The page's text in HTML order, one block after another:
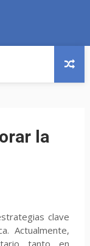
la
clave
Actualmente,
tanto en